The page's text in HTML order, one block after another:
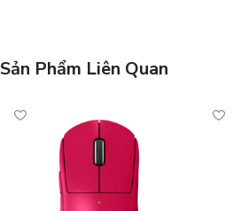
Sản Phẩm Liên Quan